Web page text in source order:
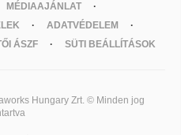
MÉDIAAJÁNLAT
ADATVÉDELEM
ÁSZF SÜTI BEÁLLÍTÁSOK
Hungary Zrt. © Minden jog